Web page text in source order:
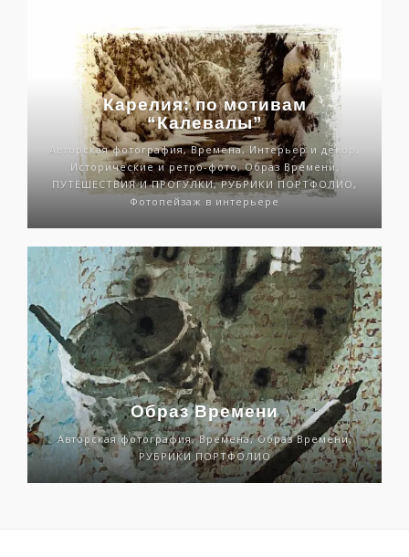
Карелия: по мотивам
“Калевалы”
Авторская фотография, Времена, Интерьер и декор,
Исторические и ретро-фото, Образ Времени,
ПУТЕШЕСТВИЯ И ПРОГУЛКИ, РУБРИКИ ПОРТФОЛИО,
Фотопейзаж в интерьере
Образ Времени
Авторская фотография, Времена, Образ Времени,
РУБРИКИ ПОРТФОЛИО